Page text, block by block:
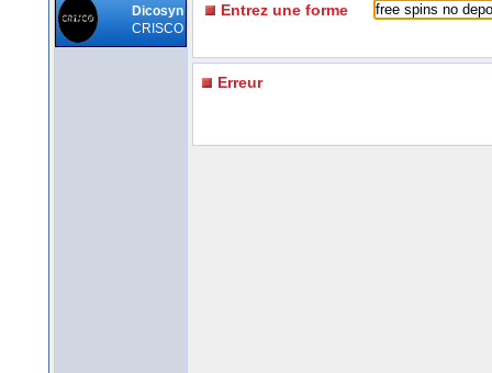
Dicosyn
CRISCO
Entrez une forme
Erreur